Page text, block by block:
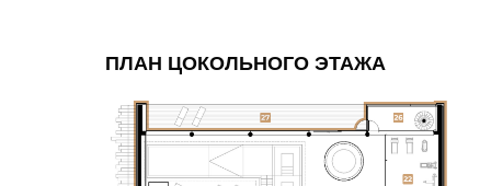
ПЛАН ЦОКОЛЬНОГО ЭТАЖА